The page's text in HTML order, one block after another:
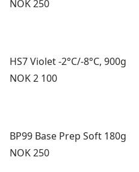
Pris:
NOK 250
HS7 Violet -2°C/-8°C, 900g
Pris:
NOK 2 100
BP99 Base Prep Soft 180g
Pris:
NOK 250